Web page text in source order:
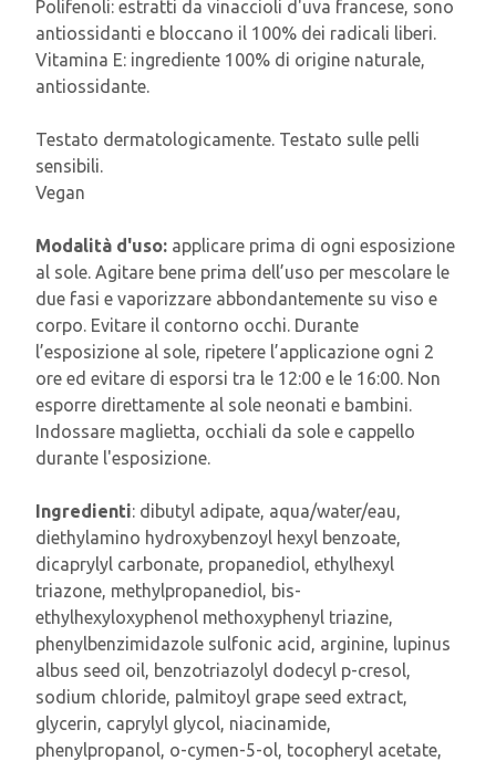
Polifenoli: estratti da vinaccioli d'uva francese, sono
antiossidanti e bloccano il 100% dei radicali liberi.
Vitamina E: ingrediente 100% di origine naturale,
antiossidante.
Testato dermatologicamente. Testato sulle pelli
sensibili.
Vegan
Modalità d'uso: applicare prima di ogni esposizione
al sole. Agitare bene prima dell’uso per mescolare le
due fasi e vaporizzare abbondantemente su viso e
corpo. Evitare il contorno occhi. Durante
l’esposizione al sole, ripetere l’applicazione ogni 2
ore ed evitare di esporsi tra le 12:00 e le 16:00. Non
esporre direttamente al sole neonati e bambini.
Indossare maglietta, occhiali da sole e cappello
durante l'esposizione.
Ingredienti: dibutyl adipate, aqua/water/eau,
diethylamino hydroxybenzoyl hexyl benzoate,
dicaprylyl carbonate, propanediol, ethylhexyl
triazone, methylpropanediol, bis-
ethylhexyloxyphenol methoxyphenyl triazine,
phenylbenzimidazole sulfonic acid, arginine, lupinus
albus seed oil, benzotriazolyl dodecyl p-cresol,
sodium chloride, palmitoyl grape seed extract,
glycerin, caprylyl glycol, niacinamide,
phenylpropanol, o-cymen-5-ol, tocopheryl acetate,